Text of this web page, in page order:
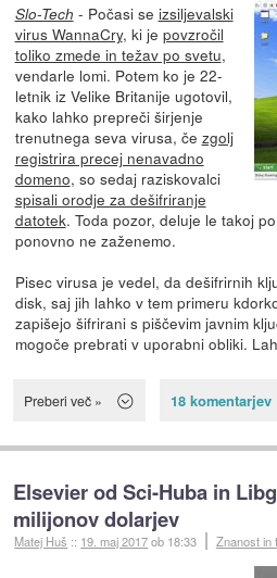
Slo-Tech - Počasi se izsiljevalski
virus WannaCry, ki je povzročil
toliko zmede in težav po svetu,
vendarle lomi. Potem ko je 22-
letnik iz Velike Britanije ugotovil,
kako lahko prepreči širjenje
trenutnega seva virusa, če zgolj
registrira precej nenavadno
domeno, so sedaj raziskovalci
spisali orodje za dešifriranje
datotek. Toda pozor, deluje le takoj
ponovno ne zaženemo.
Pisec virusa je vedel, da dešifrirnih
disk, saj jih lahko v tem primeru
zapišejo šifrirani s piščevim javnim
mogoče prebrati v uporabni obliki.
Preberi več » 18 komentarjev
Elsevier od Sci-Huba in
milijonov dolarjev
Matej Huš :: 19. maj 2017ob 18:33 Znanost in